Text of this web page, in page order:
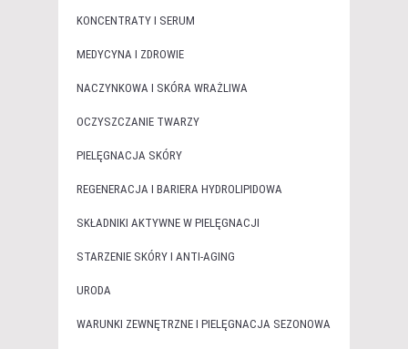
KONCENTRATY I SERUM
MEDYCYNA I ZDROWIE
NACZYNKOWA I SKÓRA WRAŻLIWA
OCZYSZCZANIE TWARZY
PIELĘGNACJA SKÓRY
REGENERACJA I BARIERA HYDROLIPIDOWA
SKŁADNIKI AKTYWNE W PIELĘGNACJI
STARZENIE SKÓRY I ANTI-AGING
URODA
WARUNKI ZEWNĘTRZNE I PIELĘGNACJA SEZONOWA